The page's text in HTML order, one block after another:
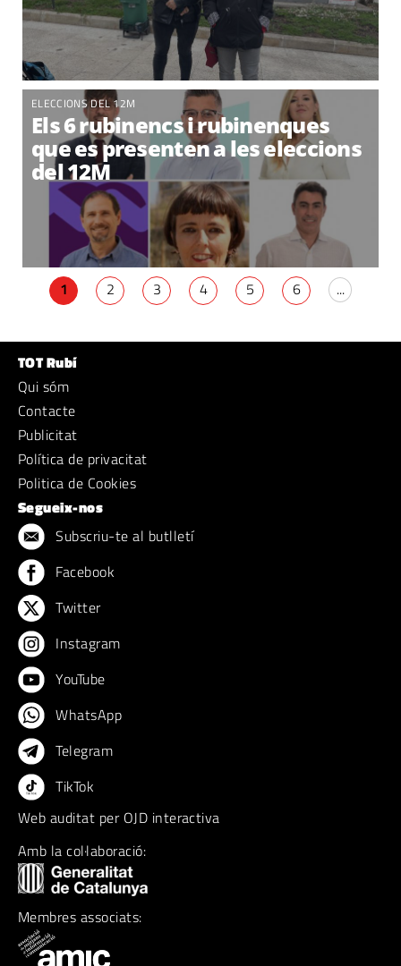
ELECCIONS DEL 12M
Els 6 rubinencs i rubinenques
que es presenten a les eleccions
del 12M
1 2 3 4 5 6 ...
TOT Rubí
Qui sóm
Contacte
Publicitat
Política de privacitat
Politica de Cookies
Segueix-nos
Subscriu-te al butlletí
Facebook
Twitter
Instagram
YouTube
WhatsApp
Telegram
TikTok
Web auditat per OJD interactiva
Amb la col·laboració:
Membres associats: